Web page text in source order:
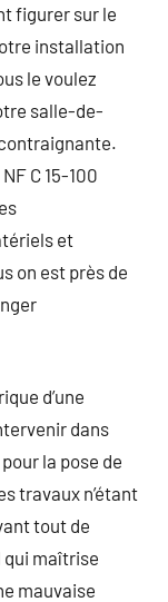
figurer sur le
installation
le voulez
salle-de-
C 15-100
et
on est près de
d’une
dans
la pose de
travaux n’étant
tout de
qui maîtrise
mauvaise